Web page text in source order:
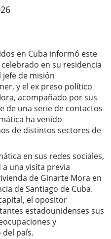
en Cuba informó este
en su residencia
jefe de misión
y el ex preso político
acompañado por sus
de una serie de contactos
ha venido
de distintos sectores de
en sus redes sociales,
una visita previa
de Ginarte Mora en
de Santiago de Cuba.
el opositor
estadounidenses sus
y
país.